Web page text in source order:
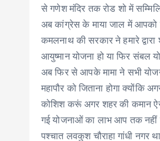
से गणेश मंदिर तक रोड शो में
अब कांग्रेस के माया जाल में आपको
कमलनाथ की सरकार ने हमारे
आयुष्मान योजना हो या फिर संबल
अब फिर से आपके मामा ने सभी
महापौर को जिताना होगा क्योंकि
कोशिश करूं अगर शहर की कमान
गई योजनाओं का लाभ आप तक नहीं
पश्चात लवकुश चौराहा गांधी नगर